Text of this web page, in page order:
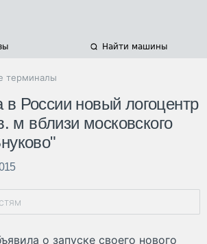
Найти машины
терминалы
в России новый логоцентр
м вблизи московского
о запуске своего нового